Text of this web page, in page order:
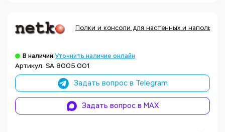
Полки и консоли для настенных и напольных
В наличии:Уточнить наличие онлайн
Артикул: SA 8005.001
Задать вопрос в Telegram
Задать вопрос в MAX